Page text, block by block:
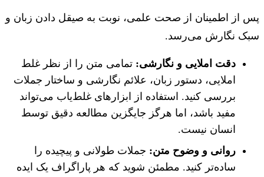
از اطمینان از صحت علمی، نوبت به صیقل دادن زبان و
نگارش می‌رسد.
دقت املایی و نگارشی:تمامی متن را از نظر غلط
املایی، دستور زبان، علائم نگارشی و ساختار جملات
بررسی کنید. استفاده از ابزارهای غلط‌یاب می‌تواند
مفید باشد، اما هرگز جایگزین مطالعه دقیق توسط
انسان نیست.
روانی و وضوح متن:جملات طولانی و پیچیده را
ساده‌تر کنید. مطمئن شوید که هر پاراگراف یک ایده